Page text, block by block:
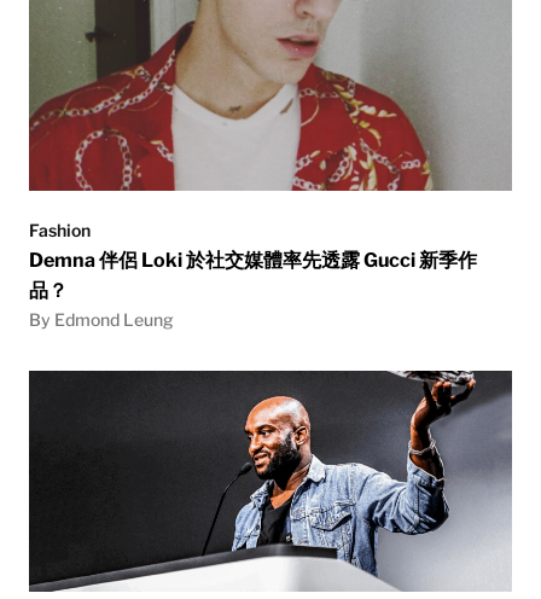
Fashion
Demna 伴侶 Loki 於社交媒體率先透露 Gucci 新季作
品？
By Edmond Leung